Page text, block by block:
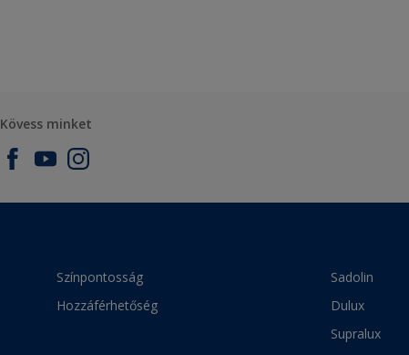
Kövess minket
Színpontosság
Hozzáférhetőség
Sadolin
Dulux
Supralux